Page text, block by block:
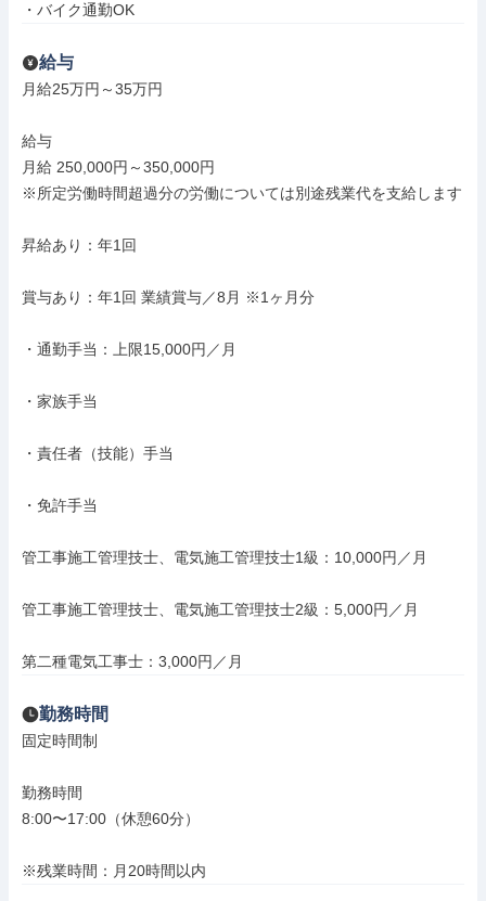
・バイク通勤OK
給与
月給25万円～35万円
給与
月給 250,000円～350,000円
※所定労働時間超過分の労働については別途残業代を支給します
昇給あり：年1回
賞与あり：年1回 業績賞与／8月 ※1ヶ月分
・通勤手当：上限15,000円／月
・家族手当
・責任者（技能）手当
・免許手当
管工事施工管理技士、電気施工管理技士1級：10,000円／月
管工事施工管理技士、電気施工管理技士2級：5,000円／月
第二種電気工事士：3,000円／月
勤務時間
固定時間制
勤務時間
8:00〜17:00（休憩60分）
※残業時間：月20時間以内